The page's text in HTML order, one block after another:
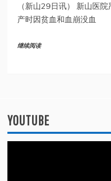
（新山29日讯） 新山医
产时因贫血和血崩没血
继续阅读
YOUTUBE